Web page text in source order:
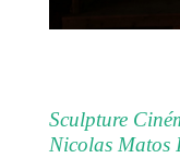
Sculpture
Nicolas Matos